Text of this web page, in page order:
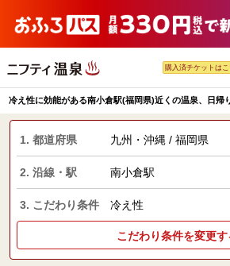
購入済チケットはこ
冷え性に効能がある南小倉駅(福岡県)近くの温泉、日帰
1. 都道府県 九州・沖縄 / 福岡県
2. 沿線・駅 南小倉駅
3. こだわり条件 冷え性
こだわり条件を変更す